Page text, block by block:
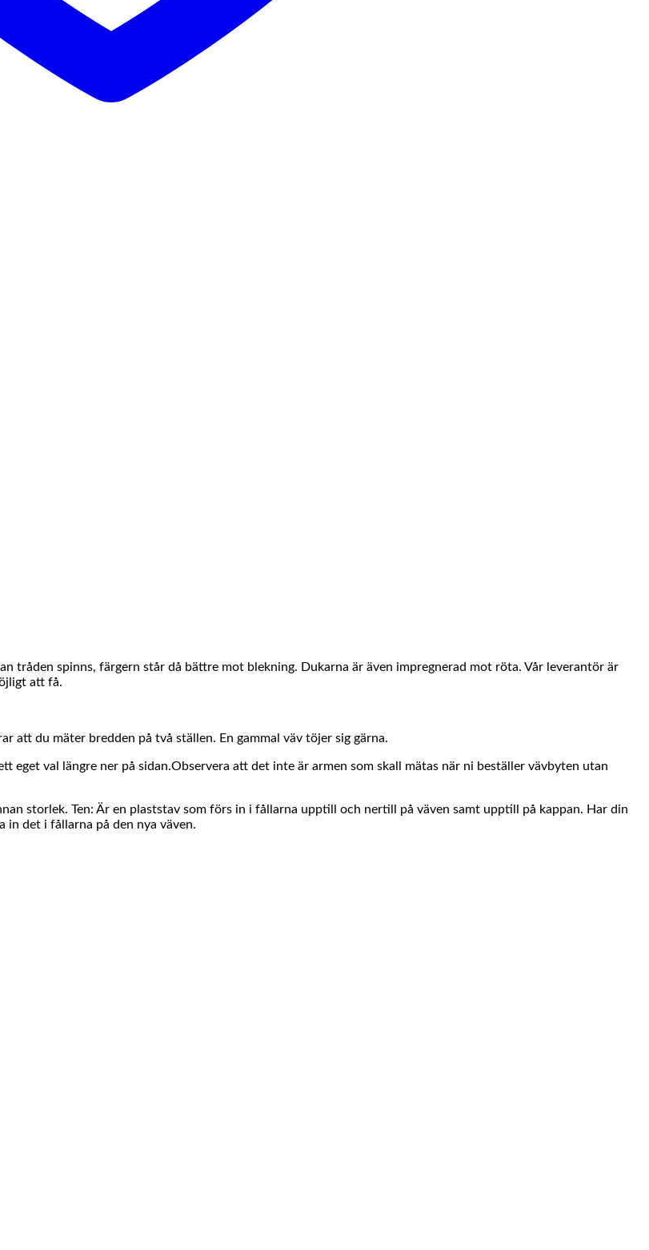
tråden spinns, färgern står då bättre mot blekning. Dukarna är även impregnerad mot röta. Vår leverantör är
att få.
att du mäter bredden på två ställen. En gammal väv töjer sig gärna.
eget val längre ner på sidan.Observera att det inte är armen som skall mätas när ni beställer vävbyten utan
storlek. Ten: Är en plaststav som förs in i fållarna upptill och nertill på väven samt upptill på kappan. Har din
in det i fållarna på den nya väven.